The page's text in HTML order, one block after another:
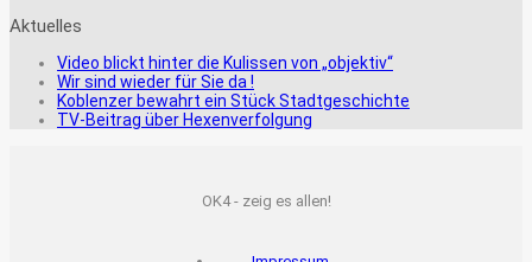
Aktuelles
Video blickt hinter die Kulissen von „objektiv“
Wir sind wieder für Sie da !
Koblenzer bewahrt ein Stück Stadtgeschichte
TV-Beitrag über Hexenverfolgung
OK4 - zeig es allen!